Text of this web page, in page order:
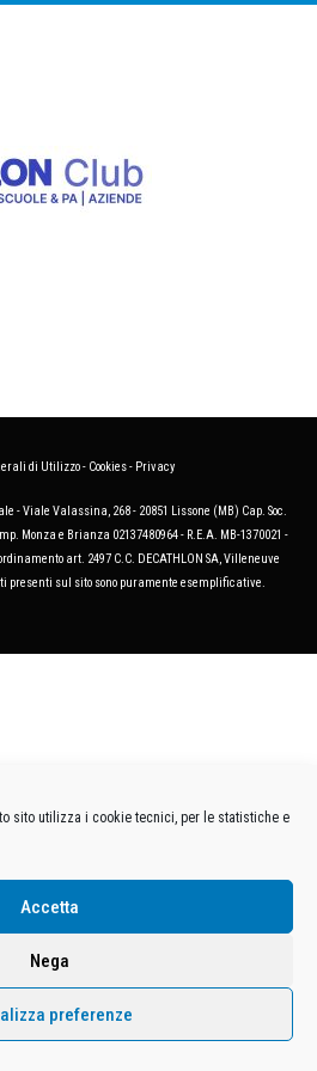
sito utilizza i cookie tecnici, per le statistiche e
Accetta
Nega
preferenze
di Utilizzo- Cookies- Privacy
- Viale Valassina, 268 - 20851 Lissone (MB) Cap. Soc.
Monza e Brianza 02137480964 - R.E.A. MB-1370021 -
art. 2497 C.C. DECATHLON SA, Villeneuve
presenti sul sito sono puramente esemplificative.